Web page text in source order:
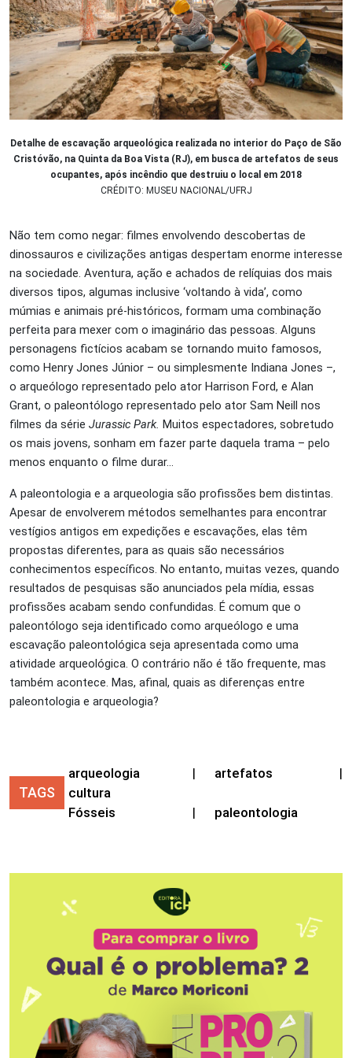
Detalhe de escavação arqueológica realizada no interior do Paço de São
Cristóvão, na Quinta da Boa Vista (RJ), em busca de artefatos de seus
ocupantes, após incêndio que destruiu o local em 2018
CRÉDITO: MUSEU NACIONAL/UFRJ
Não tem como negar: filmes envolvendo descobertas de
dinossauros e civilizações antigas despertam enorme interesse
na sociedade. Aventura, ação e achados de relíquias dos mais
diversos tipos, algumas inclusive ‘voltando à vida’, como
múmias e animais pré-históricos, formam uma combinação
perfeita para mexer com o imaginário das pessoas. Alguns
personagens fictícios acabam se tornando muito famosos,
como Henry Jones Júnior – ou simplesmente Indiana Jones –,
o arqueólogo representado pelo ator Harrison Ford, e Alan
Grant, o paleontólogo representado pelo ator Sam Neill nos
filmes da série Jurassic Park. Muitos espectadores, sobretudo
os mais jovens, sonham em fazer parte daquela trama – pelo
menos enquanto o filme durar…
A paleontologia e a arqueologia são profissões bem distintas.
Apesar de envolverem métodos semelhantes para encontrar
vestígios antigos em expedições e escavações, elas têm
propostas diferentes, para as quais são necessários
conhecimentos específicos. No entanto, muitas vezes, quando
resultados de pesquisas são anunciados pela mídia, essas
profissões acabam sendo confundidas. É comum que o
paleontólogo seja identificado como arqueólogo e uma
escavação paleontológica seja apresentada como uma
atividade arqueológica. O contrário não é tão frequente, mas
também acontece. Mas, afinal, quais as diferenças entre
paleontologia e arqueologia?
TAGS
arqueologia | artefatos
|
cultura
Fósseis
| paleontologia